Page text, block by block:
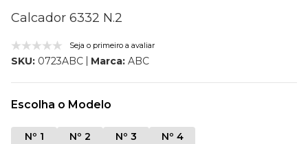
Calcador 6332 N.2
Seja o primeiro a avaliar
SKU: 0723ABC Marca: ABC
Escolha o Modelo
Nº 1 Nº 2 Nº 3 Nº 4